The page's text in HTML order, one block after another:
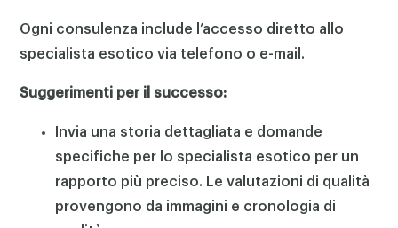
Ogni consulenza include l’accesso diretto allo
specialista esotico via telefono o e-mail.
Suggerimenti per il successo:
Invia una storia dettagliata e domande
specifiche per lo specialista esotico per un
rapporto più preciso. Le valutazioni di qualità
provengono da immagini e cronologia di